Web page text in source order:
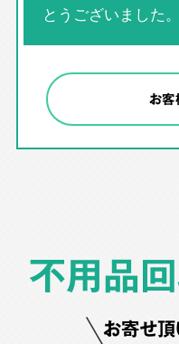
とうございました。
お
不用品
お寄せ